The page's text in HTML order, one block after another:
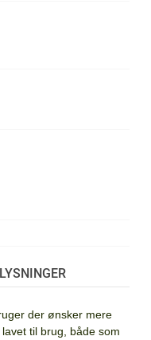
der ønsker mere
til brug, både som